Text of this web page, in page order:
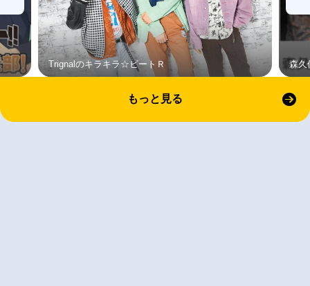
Trignalのキラキラ☆ビートＲ 森久
もっと見る